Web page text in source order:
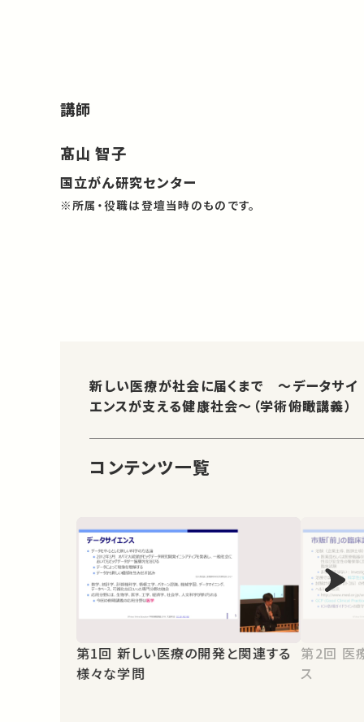
講師
髙山 智子
国立がん研究センター
※所属・役職は登壇当時のものです。
新しい医療が社会に届くまで ～データサイ
エンスが支える健康社会～（学術俯瞰講義）
コンテンツ一覧
第1回 新しい医療の開発と関連する
様々な学問
第2回 医療におけるデータサイエン
ス